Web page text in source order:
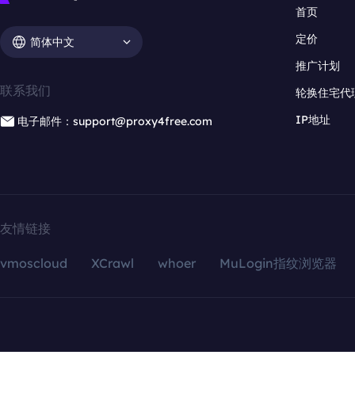
简体中文
联系我们
电子邮件：support@proxy4free.com
首页
定价
推广计划
轮换住宅代
IP地址
友情链接
vmoscloud XCrawl whoer MuLogin指纹浏览器